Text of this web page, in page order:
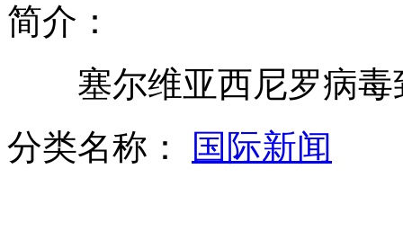
热身赛：国足0-8惨败巴西
球迷场边恶搞 模仿边裁动作
简介：
塞尔维亚西尼罗病毒
分类名称：
国际新闻